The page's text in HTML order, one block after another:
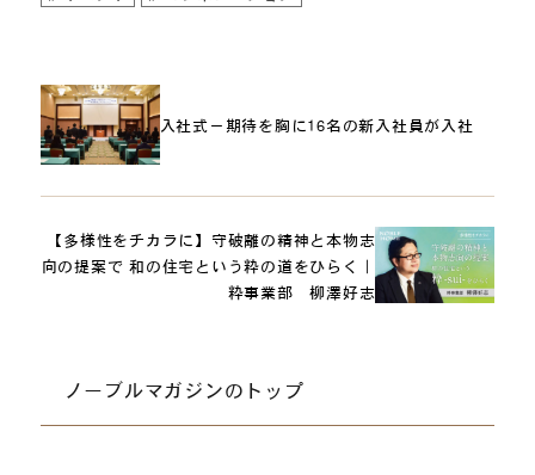
入社式－期待を胸に16名の新入社員が入社
【多様性をチカラに】守破離の精神と本物志
向の提案で 和の住宅という粋の道をひらく｜
粋事業部 柳澤好志
ノーブルマガジンのトップ